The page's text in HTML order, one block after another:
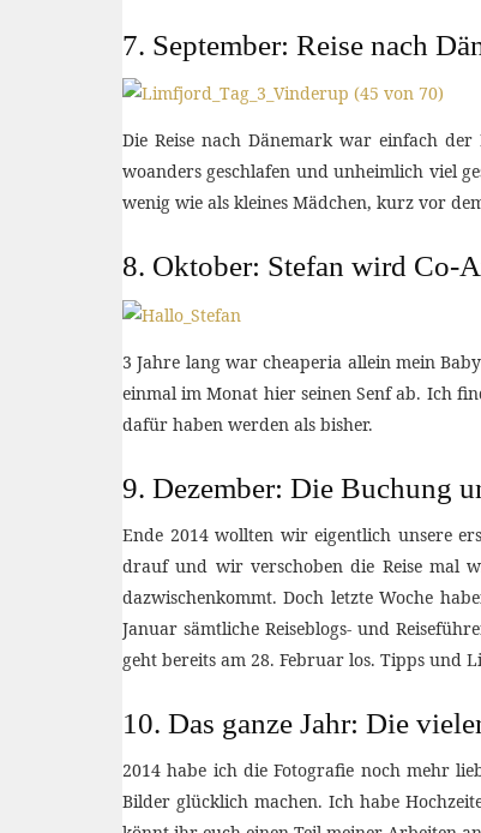
7. September: Reise nach
Die Reise nach Dänemark war einfach
woanders geschlafen und unheimlich viel
wenig wie als kleines Mädchen, kurz vor
8. Oktober: Stefan wird Co-
3 Jahre lang war cheaperia allein mein
einmal im Monat hier seinen Senf ab. Ich
dafür haben werden als bisher.
9. Dezember: Die Buchung
Ende 2014 wollten wir eigentlich unsere
drauf und wir verschoben die Reise mal
dazwischenkommt. Doch letzte Woche
Januar sämtliche Reiseblogs- und
geht bereits am 28. Februar los. Tipps und
10. Das ganze Jahr: Die
2014 habe ich die Fotografie noch mehr
Bilder glücklich machen. Ich habe